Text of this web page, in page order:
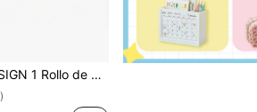
de lámina para la placa de foliado en caliente, máquina de estampado en caliente y pluma de foliado en caliente